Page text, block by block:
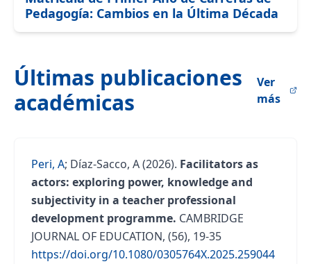
Pedagogía: Cambios en la Última Década
Últimas publicaciones
académicas
Ver
más
Peri, A; Díaz-Sacco, A(2026). Facilitators as
actors: exploring power, knowledge and
subjectivity in a teacher professional
development programme. CAMBRIDGE
JOURNAL OF EDUCATION, (56), 19-35
https://doi.org/10.1080/0305764X.2025.259044